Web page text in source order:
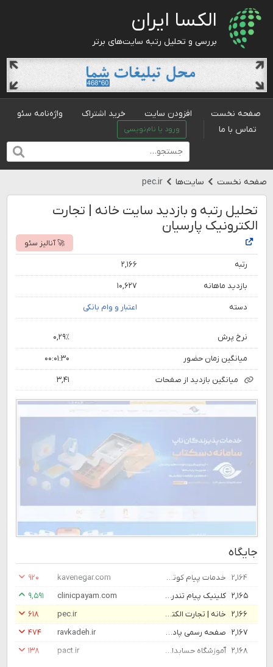
الکسا ایران
بررسی و تحلیل رتبه سایت‌های برتر
صفحه نخست افزودن سایت خرید اشتراک
واژه‌نامه سئو
تماس با ما
ورود یا نام‌نویسی
صفحه نخست سایت‌ها pec.ir
تحلیل رتبه و بازدید سایت خانه | تجارت
الکترونیک پارسیان
🚀 آنالیز سئو
رتبه ۲,۱۶۶
بازدید ماهانه ۱۰,۶۲۷
دسته اعتبار و وام بانکی
نرخ پرش ۰,۲۹٪
میانگین زمان حضور ۰۰:۰۱:۳۰
میانگین بازدید از صفحات ۳,۴۱
جایگاه
۲,۱۶۴ خدمات پیام کوتاه کاوه نگار | وب سرویس پیام کوتاه | وب سرویس اس ام اس kavenegar.com
۹۲۰
۲,۱۶۵
کلینیک پیام تندرستی - کلینیک ترک اعتیاد در تهران clinicpayam.com
۹,۵۹۱
۲,۱۶۶
خانه | تجارت الکترونیک پارسیان pec.ir
۶۱۸
۲,۱۶۷
صفحه رسمی پادکست راوکده | پادکست تاریخی، سیاسی، فرهنگی راوکده ravkadeh.ir
۴۷۴
۲,۱۶۸
آموزشگاه حسابداری پکت Pact؛ برترین و بهترین در تهران و ایران pact.ir ۱۳۸